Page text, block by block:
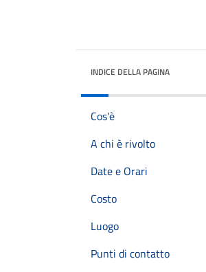
INDICE DELLA PAGINA
Cos'è
A chi è rivolto
Date e Orari
Costo
Luogo
Punti di contatto